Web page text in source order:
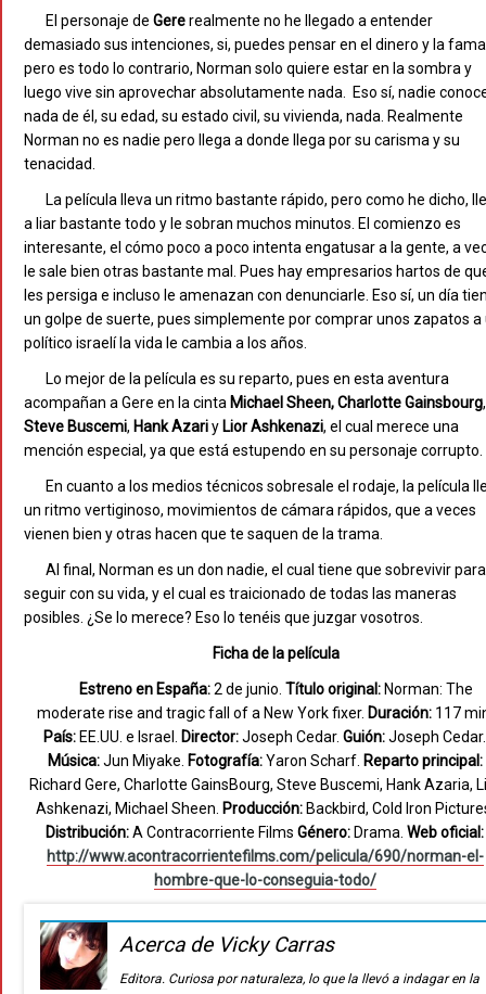
El personaje de Gererealmente no he llegado a entender
demasiado sus intenciones, si, puedes pensar en el dinero y la
pero es todo lo contrario, Norman solo quiere estar en la sombra y
luego vive sin aprovechar absolutamente nada. Eso sí, nadie
nada de él, su edad, su estado civil, su vivienda, nada. Realmente
Norman no es nadie pero llega a donde llega por su carisma y su
tenacidad.
La película lleva un ritmo bastante rápido, pero como he dicho,
a liar bastante todo y le sobran muchos minutos. El comienzo es
interesante, el cómo poco a poco intenta engatusar a la gente, a
le sale bien otras bastante mal. Pues hay empresarios hartos de
les persiga e incluso le amenazan con denunciarle. Eso sí, un día
un golpe de suerte, pues simplemente por comprar unos zapatos a
político israelí la vida le cambia a los años.
Lo mejor de la película es su reparto, pues en esta aventura
acompañan a Gere en la cinta Michael Sheen, Charlotte Gainsbourg,
Steve Buscemi, Hank Azariy Lior Ashkenazi, el cual merece una
mención especial, ya que está estupendo en su personaje corrupto.
En cuanto a los medios técnicos sobresale el rodaje, la película
un ritmo vertiginoso, movimientos de cámara rápidos, que a veces
vienen bien y otras hacen que te saquen de la trama.
Al final, Norman es un don nadie, el cual tiene que sobrevivir para
seguir con su vida, y el cual es traicionado de todas las maneras
posibles. ¿Se lo merece? Eso lo tenéis que juzgar vosotros.
Ficha de la película
Estreno en España:2 de junio. Título original:Norman: The
moderate rise and tragic fall of a New York fixer. Duración:117
País: EE.UU. e Israel. Director:Joseph Cedar. Guión:Joseph Cedar.
Música:Jun Miyake. Fotografía:Yaron Scharf. Reparto principal:
Richard Gere, Charlotte GainsBourg, Steve Buscemi, Hank Azaria,
Ashkenazi, Michael Sheen. Producción:Backbird, Cold Iron
Distribución:A Contracorriente Films Género: Drama. Web oficial:
http://www.acontracorrientefilms.com/pelicula/690/norman-el-
hombre-que-lo-conseguia-todo/
Acerca de Vicky Carras
Editora. Curiosa por naturaleza, lo que la llevó a indagar en la